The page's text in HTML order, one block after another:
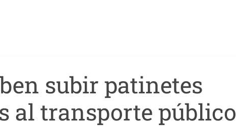
subir patinetes
al transporte público